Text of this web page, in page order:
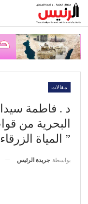
مقالات
د . فاطمة
البحرية من
” المياة
بواسطة جريدة الرئيس